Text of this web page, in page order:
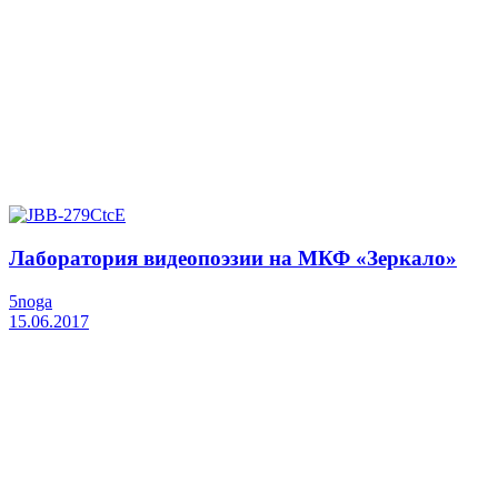
Лаборатория видеопоэзии на МКФ «Зеркало»
5noga
15.06.2017